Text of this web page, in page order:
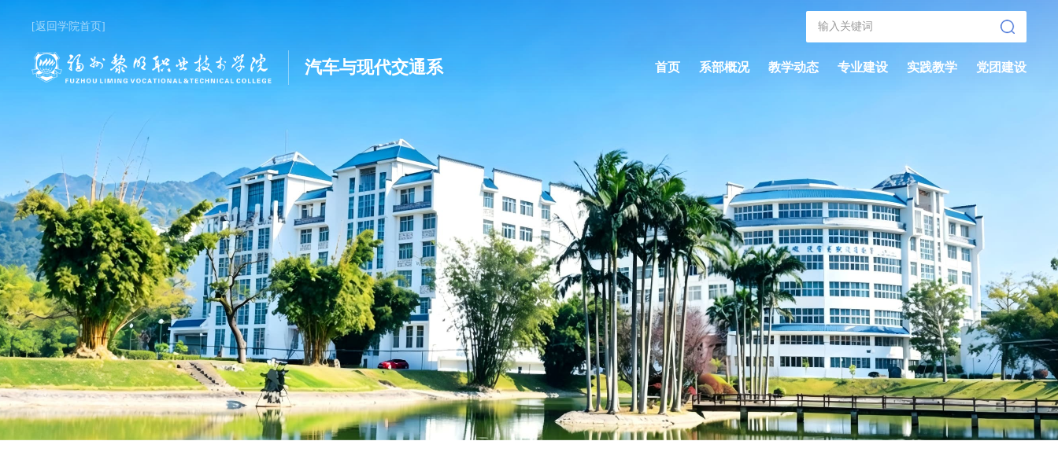
[返回学院首页]
汽车与现代交通系 首页 系部概况 教学动态 专业建设 实践教学 党团建设